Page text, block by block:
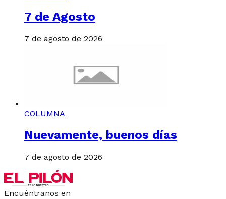
7 de Agosto
7 de agosto de 2026
COLUMNA
Nuevamente, buenos días
7 de agosto de 2026
Encuéntranos en